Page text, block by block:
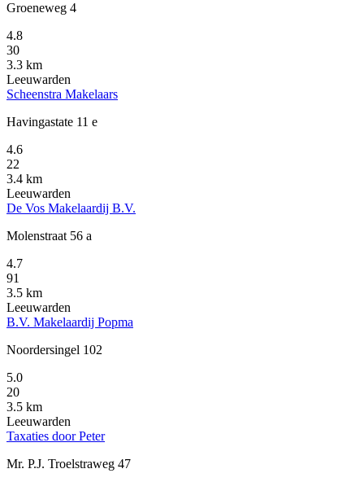
Groeneweg 4
4.8
30
3.3 km
Leeuwarden
Scheenstra Makelaars
Havingastate 11 e
4.6
22
3.4 km
Leeuwarden
De Vos Makelaardij B.V.
Molenstraat 56 a
4.7
91
3.5 km
Leeuwarden
B.V. Makelaardij Popma
Noordersingel 102
5.0
20
3.5 km
Leeuwarden
Taxaties door Peter
Mr. P.J. Troelstraweg 47